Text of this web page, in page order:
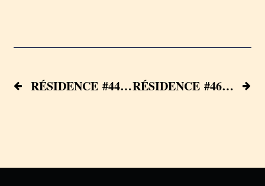
RÉSIDENCE #44 — Wiktor Lichnowski — 27.05 – 06.06 RÉSIDENCE #46 — Zachary Nicolet — 16.06 – 04.07